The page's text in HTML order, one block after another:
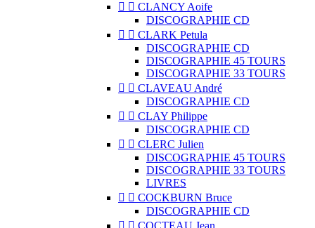
  CLANCY Aoife
DISCOGRAPHIE CD
  CLARK Petula
DISCOGRAPHIE CD
DISCOGRAPHIE 45 TOURS
DISCOGRAPHIE 33 TOURS
  CLAVEAU André
DISCOGRAPHIE CD
  CLAY Philippe
DISCOGRAPHIE CD
  CLERC Julien
DISCOGRAPHIE 45 TOURS
DISCOGRAPHIE 33 TOURS
LIVRES
  COCKBURN Bruce
DISCOGRAPHIE CD
  COCTEAU Jean